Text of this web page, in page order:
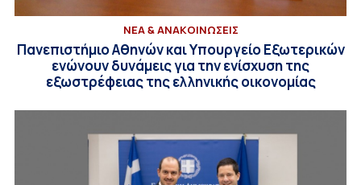
ΝΕΑ & ΑΝΑΚΟΙΝΩΣΕΙΣ
Πανεπιστήμιο Αθηνών και Υπουργείο Εξωτερικών
ενώνουν δυνάμεις για την ενίσχυση της
εξωστρέφειας της ελληνικής οικονομίας